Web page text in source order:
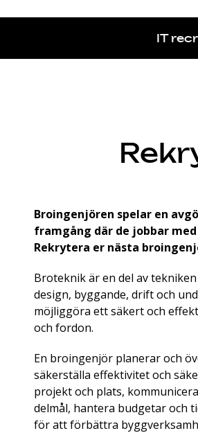
IT
Broingenjören spelar en
framgång där de jobbar
Rekrytera er nästa
Broteknik är en del av
design, byggande, drift och
möjliggöra ett säkert och
och fordon.
En broingenjör planerar och
säkerställa effektivitet och
projekt och plats,
delmål, hantera budgetar och
för att förbättra